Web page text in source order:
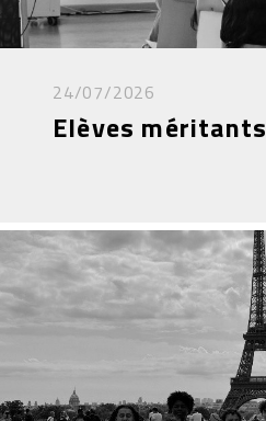
24/07/2026
Elèves méritants